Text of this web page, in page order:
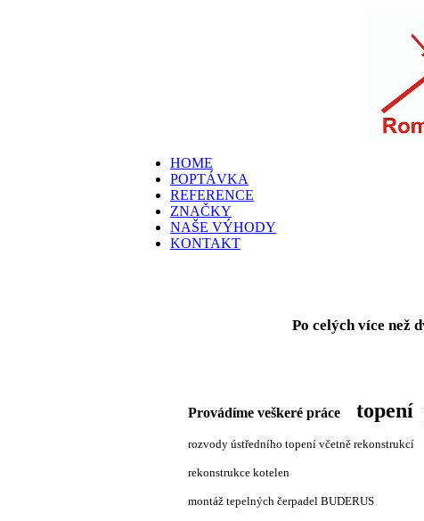
HOME
POPTÁVKA
REFERENCE
ZNAČKY
NAŠE VÝHODY
KONTAKT
Po celých více než
Provádíme veškeré práce topení
rozvody ústředního topení včetně rekonstrukcí
rekonstrukce kotelen
montáž tepelných čerpadel BUDERUS